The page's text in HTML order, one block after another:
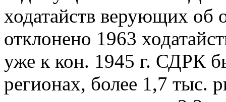
ходатайств верующих об
отклонено 1963
уже к кон. 1945 г. СДРК
регионах, более 1,7 тыс.